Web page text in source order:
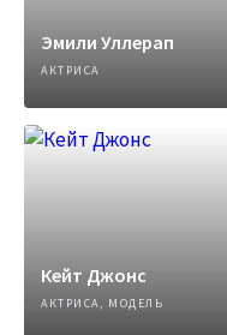
Эмили Уллерап
АКТРИСА
Кейт Джонс
АКТРИСА, МОДЕЛЬ